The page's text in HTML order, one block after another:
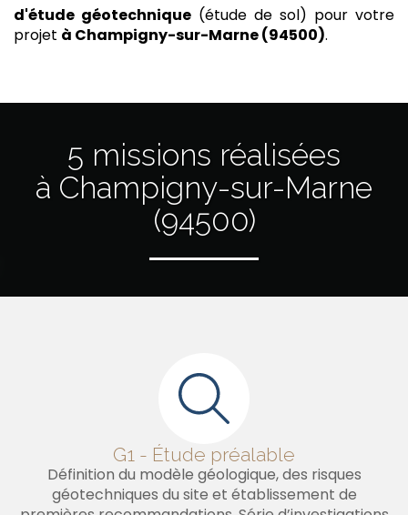
d'étude géotechnique (étude de sol) pour votre
projet à Champigny-sur-Marne (94500).
5 missions réalisées
à Champigny-sur-Marne
(94500)
G1 - Étude préalable
Définition du modèle géologique, des risques
géotechniques du site et établissement de